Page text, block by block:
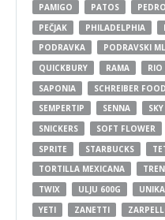
PAMIGO
PATOS PEDRO
PEČJAK
PHILADELPHIA
PODRAVKA
PODRAVSKI
QUICKBURY
RAMA RIO
SAPONIA
SCHREIBER
SEMPERTIP
SENNA SKY
SNICKERS
SOFT FLOWER
SPRITE
STARBUCKS
TORTILLA MEXICANA
TWIX
ULJU 600G UNIKA
YETI
ZANETTI